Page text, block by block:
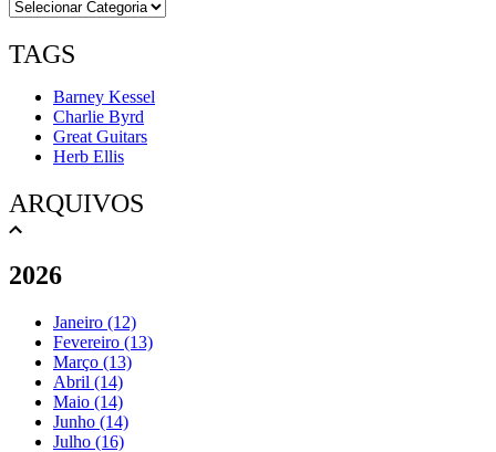
TAGS
Barney Kessel
Charlie Byrd
Great Guitars
Herb Ellis
ARQUIVOS
2026
Janeiro (12)
Fevereiro (13)
Março (13)
Abril (14)
Maio (14)
Junho (14)
Julho (16)